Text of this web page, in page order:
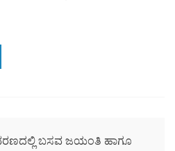
ಬಸವ ಜಯಂತಿ ಹಾಗೂ